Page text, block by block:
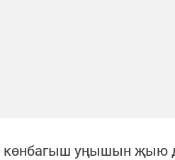
көнбагыш уңышын җыю